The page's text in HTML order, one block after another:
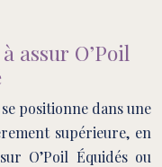
assur O’Poil
positionne dans une
supérieure, en
O’Poil Équidés ou